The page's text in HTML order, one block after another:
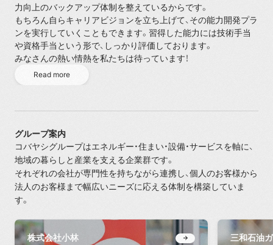
力向上のバックアップ体制を整えているからです。
もちろん自らキャリアビジョンを立ち上げて、その能力開発プラ
ンを実行していくこともできます。習得した能力には技術手当
や資格手当という形で、しっかり評価しております。
みなさんの熱い情熱を私たちは待っています！
Read more
グループ案内
コバヤシグループはエネルギー・住まい・設備・サービスを軸に、
地域の暮らしと産業を支える企業群です。
それぞれの会社が専門性を持ちながら連携し、個人のお客様から
法人のお客様まで幅広いニーズに応える体制を構築していま
す。
株式会社小林 三和石油